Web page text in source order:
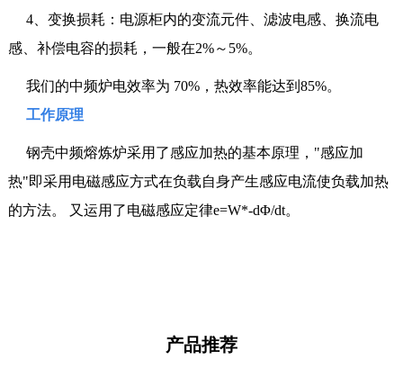
4、变换损耗：电源柜内的变流元件、滤波电感、换流电
感、补偿电容的损耗，一般在2%～5%。
我们的中频炉电效率为 70%，热效率能达到85%。
工作原理
钢壳中频熔炼炉采用了感应加热的基本原理，"感应加
热"即采用电磁感应方式在负载自身产生感应电流使负载加热
的方法。 又运用了电磁感应定律e=W*-dΦ/dt。
产品推荐